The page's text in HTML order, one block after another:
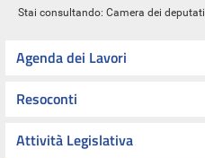
Stai consultando: Camera dei deputati
Agenda dei Lavori
Resoconti
Attività Legislativa